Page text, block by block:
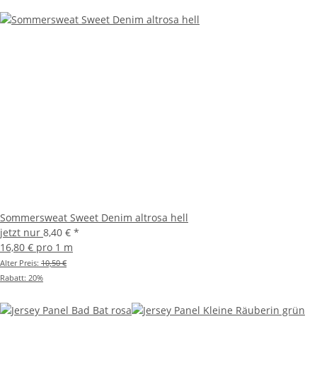
Sommersweat Sweet Denim altrosa hell
jetzt nur 8,40 € *
16,80 € pro 1 m
Alter Preis: 10,50 €
Rabatt: 20%